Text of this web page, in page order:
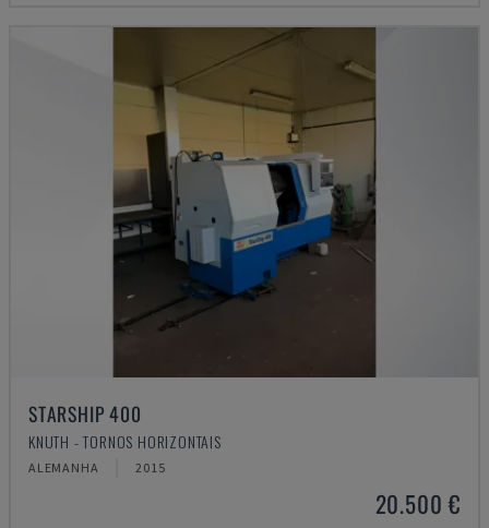
STARSHIP 400
KNUTH - TORNOS HORIZONTAIS
ALEMANHA 2015
20.500 €